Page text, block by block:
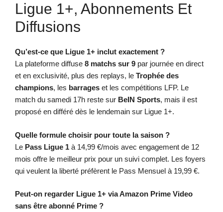
Ligue 1+, Abonnements Et
Diffusions
Qu’est-ce que Ligue 1+ inclut exactement ?
La plateforme diffuse 8 matchs sur 9 par journée en direct
et en exclusivité, plus des replays, le Trophée des
champions, les barrages et les compétitions LFP. Le
match du samedi 17h reste sur BeIN Sports, mais il est
proposé en différé dès le lendemain sur Ligue 1+.
Quelle formule choisir pour toute la saison ?
Le Pass Ligue 1 à 14,99 €/mois avec engagement de 12
mois offre le meilleur prix pour un suivi complet. Les foyers
qui veulent la liberté préfèrent le Pass Mensuel à 19,99 €.
Peut-on regarder Ligue 1+ via Amazon Prime Video
sans être abonné Prime ?